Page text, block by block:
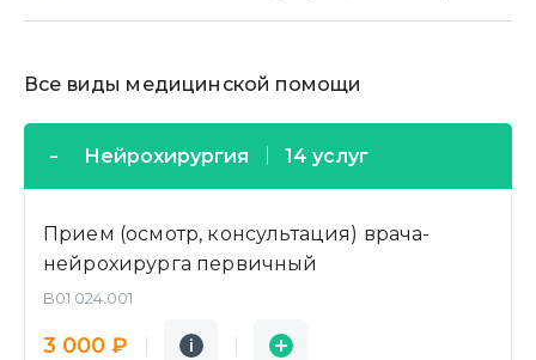
Все виды медицинской помощи
Нейрохирургия 14 услуг
Прием (осмотр, консультация) врача-
нейрохирурга первичный
B01.024.001
3 000 ₽ i
Подробнее
i
Заявка